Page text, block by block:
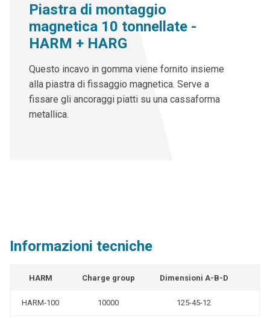
Piastra di montaggio
magnetica 10 tonnellate -
HARM + HARG
Questo incavo in gomma viene fornito insieme
alla piastra di fissaggio magnetica. Serve a
fissare gli ancoraggi piatti su una cassaforma
metallica.
Informazioni tecniche
HARM Charge group Dimensioni A-B-D
HARM-100 10000 125-45-12